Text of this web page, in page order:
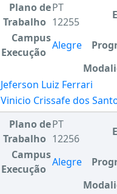
Plano de
Trabalho
PT
12255
Campus
Execução
Alegre
Jeferson Luiz Ferrari
Vinicio Crissafe dos
Plano de
Trabalho
PT
12256
Campus
Execução
Alegre